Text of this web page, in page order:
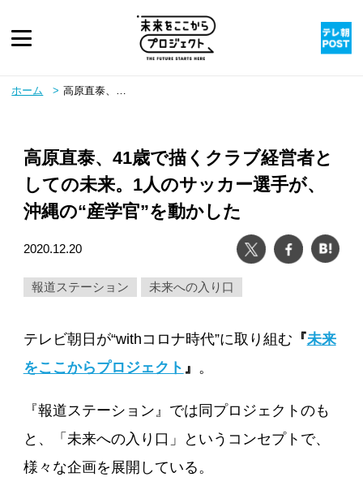
ピックアップ
twitter youtube instagram rss
ホーム 高原直泰、41歳で描くクラブ経営者としての未来。1人のサッカー選手が、沖縄の“産学官”を動かした
高原直泰、41歳で描くクラブ経営者と
しての未来。1人のサッカー選手が、
沖縄の“産学官”を動かした
2020.12.20 ツイート
シェア
報道ステーション 未来への入り口
テレビ朝日が“withコロナ時代”に取り組む 『未来
をここからプロジェクト 』 。
『報道ステーション』では同プロジェクトのも
と、「未来への入り口」というコンセプトで、
様々な企画を展開している。